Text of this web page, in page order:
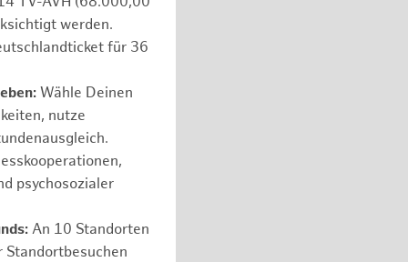
werden.
für 36
Wähle Deinen
nutze
psychosozialer
An 10 Standorten
Standortbesuchen